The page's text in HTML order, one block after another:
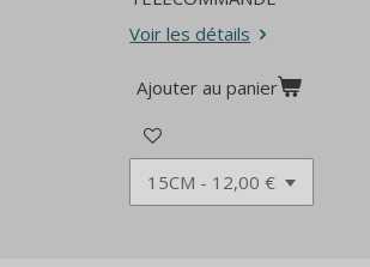
Voir les détails
Ajouter au panier